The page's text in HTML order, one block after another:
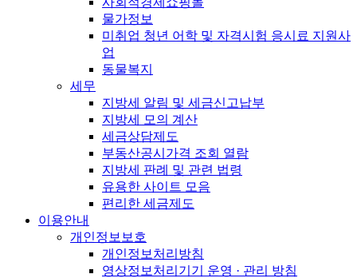
물가정보
미취업 청년 어학 및 자격시험 응시료 지원사
업
동물복지
세무
지방세 알림 및 세금신고납부
지방세 모의 계산
세금상담제도
부동산공시가격 조회 열람
지방세 판례 및 관련 법령
유용한 사이트 모음
편리한 세금제도
이용안내
개인정보보호
개인정보처리방침
영상정보처리기기 운영 · 관리 방침